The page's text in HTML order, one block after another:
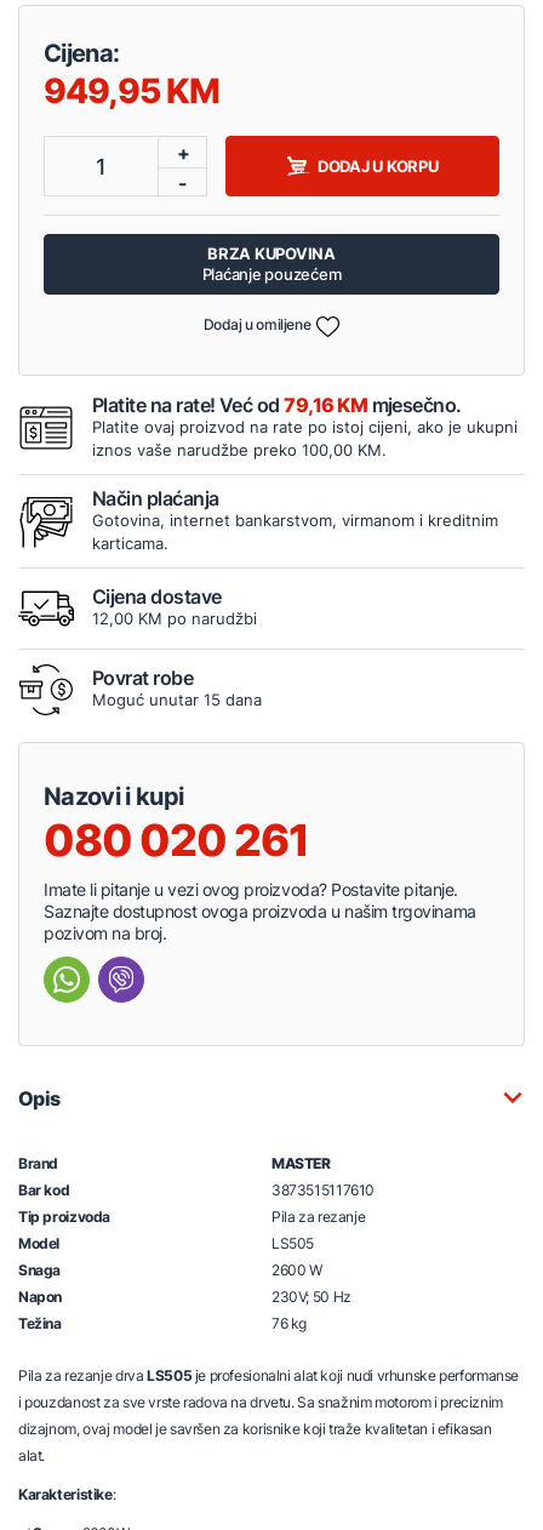
Cijena:
949,95
1
+
-
DODAJ U KORPU
BRZA KUPOVINA
Plaćanje pouzećem
Dodaj u omiljene
Platite na rate! Već od79,16 KM mjesečno.
Platite ovaj proizvod na rate po istoj cijeni, ako je ukupni
iznos vaše narudžbe preko 100,00 KM.
Način plaćanja
Gotovina, internet bankarstvom, virmanom i kreditnim
karticama.
Cijena dostave
12,00 KM po narudžbi
Povrat robe
Moguć unutar 15 dana
Nazovi i kupi
080 020 261
Imate li pitanje u vezi ovog proizvoda? Postavite pitanje.
Saznajte dostupnost ovoga proizvoda u našim trgovinama
pozivom na broj.
Opis
Brand
MASTER
Bar kod
3873515117610
Tip proizvoda
Pila za rezanje
Model
LS505
Snaga
2600 W
Napon
230V; 50 Hz
Težina
76 kg
Pila za rezanje drvaLS505 je profesionalni alat koji nudi vrhunske performanse
i pouzdanost za sve vrste radova na drvetu. Sa snažnim motorom i preciznim
dizajnom, ovaj model je savršen za korisnike koji traže kvalitetan i efikasan
alat.
Karakteristike: